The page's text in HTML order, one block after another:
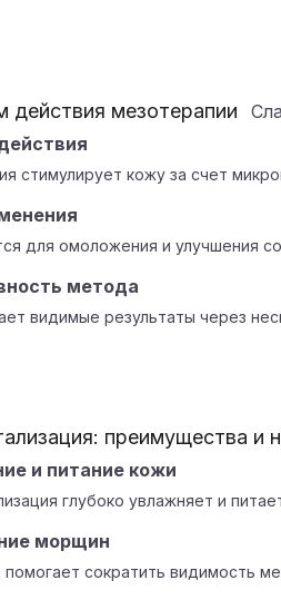
действия мезотерапии
стимулирует кожу за счет
для омоложения и улучшения
метода
видимые результаты через
преимущества и
и питание кожи
глубоко увлажняет и
морщин
сократить видимость